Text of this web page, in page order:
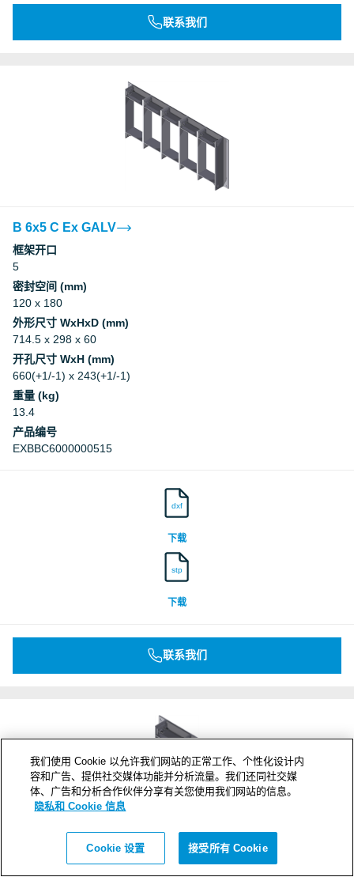
联系我们
B 6x5 C Ex GALV
框架开口
5
密封空间 (mm)
120 x 180
外形尺寸 WxHxD (mm)
714.5 x 298 x 60
开孔尺寸 WxH (mm)
660(+1/-1) x 243(+1/-1)
重量 (kg)
13.4
产品编号
EXBBC6000000515
dxf
下载
stp
下载
联系我们
B 8x1 C Ex GALV
我们使用 Cookie 以允许我们网站的正常工作、个性化设计内
容和广告、提供社交媒体功能并分析流量。我们还同社交媒
体、广告和分析合作伙伴分享有关您使用我们网站的信息。
隐私和 Cookie 信息
Cookie 设置 接受所有 Cookie